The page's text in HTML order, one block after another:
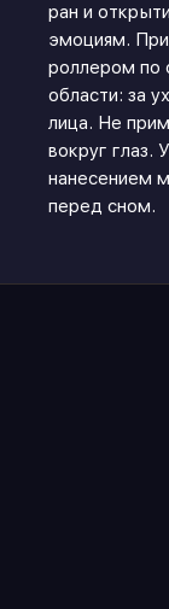
ран и
эмоциям.
роллером по
области: за
лица. Не
вокруг глаз.
нанесением
перед сном.